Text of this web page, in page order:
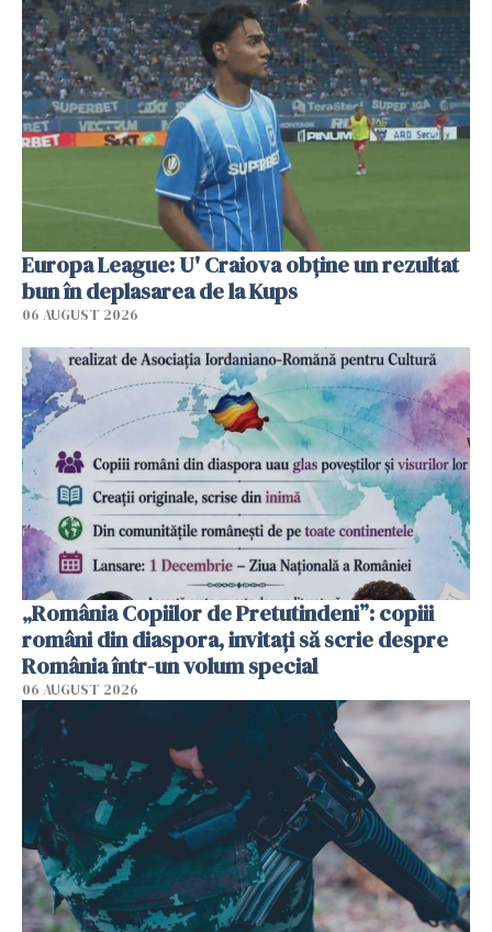
Europa League: U' Craiova obține un rezultat
bun în deplasarea de la Kups
06 AUGUST 2026
„România Copiilor de Pretutindeni”: copiii
români din diaspora, invitați să scrie despre
România într-un volum special
06 AUGUST 2026